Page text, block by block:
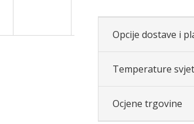
Opcije dostave i
Temperature
Ocjene trgovine